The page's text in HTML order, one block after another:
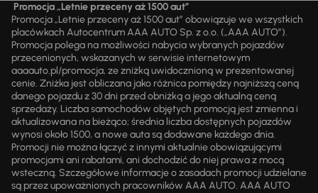
Promocja „Letnie przeceny aż 1500 aut”
Promocja „Letnie przeceny aż 1500 aut” obowiązuje we wszystkich
placówkach Autocentrum AAA AUTO Sp. z o.o. („AAA AUTO”).
Promocja polega na możliwości nabycia wybranych pojazdów
przecenionych, wskazanych w serwisie internetowym
aaaauto.pl/promocja, ze zniżką uwidocznioną w prezentowanej
cenie. Zniżka jest obliczana jako różnica pomiędzy najniższą ceną
danego pojazdu z 30 dni przed obniżką a jego aktualną ceną
sprzedaży. Liczba samochodów objętych promocją jest zmienna i
aktualizowana na bieżąco; średnia liczba dostępnych pojazdów
wynosi około 1500, a nowe auta są dodawane każdego dnia.
Promocji nie można łączyć z innymi aktualnie obowiązującymi
promocjami ani rabatami, ani dochodzić do niej prawa z mocą
wsteczną. Szczegółowe informacje o zasadach promocji udzielane
są przez upoważnionych pracowników AAA AUTO. AAA AUTO